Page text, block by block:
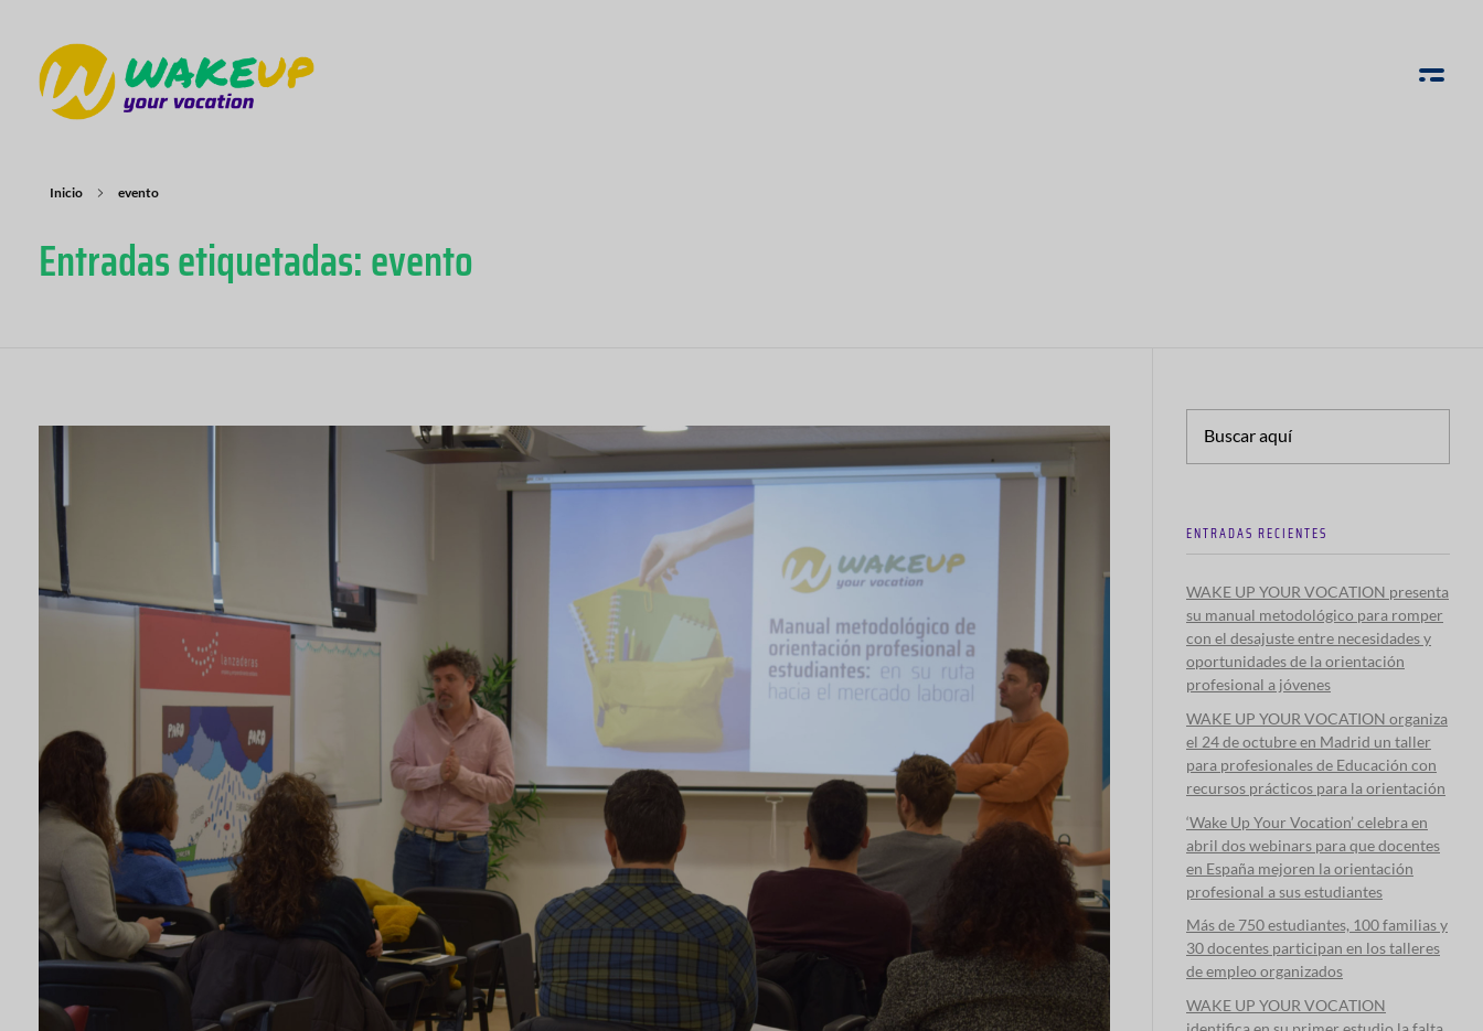
Inicio evento
Entradas etiquetadas: evento
ENTRADAS RECIENTES
WAKE UP YOUR VOCATION presenta
su manual metodológico para romper
con el desajuste entre necesidades y
oportunidades de la orientación
profesional a jóvenes
WAKE UP YOUR VOCATION organiza
el 24 de octubre en Madrid un taller
para profesionales de Educación con
recursos prácticos para la orientación
‘Wake Up Your Vocation’ celebra en
abril dos webinars para que docentes
en España mejoren la orientación
profesional a sus estudiantes
Más de 750 estudiantes, 100 familias y
30 docentes participan en los talleres
de empleo organizados
WAKE UP YOUR VOCATION